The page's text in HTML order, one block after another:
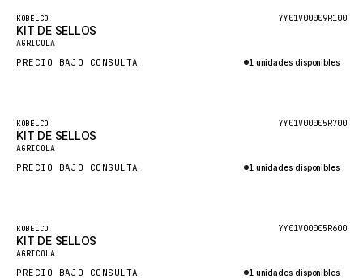
HYSTER
NACCO
MOXY
MAFI
CLAAS
ATLAS COPCO
Destacado
KOBELCO YY01V00009R100
KIT DE SELLOS
AGRICOLA
PRECIO BAJO CONSULTA 1 unidades disponibles
Destacado
KOBELCO YY01V00005R700
KIT DE SELLOS
AGRICOLA
PRECIO BAJO CONSULTA 1 unidades disponibles
Destacado
KOBELCO YY01V00005R600
KIT DE SELLOS
AGRICOLA
PRECIO BAJO CONSULTA 1 unidades disponibles